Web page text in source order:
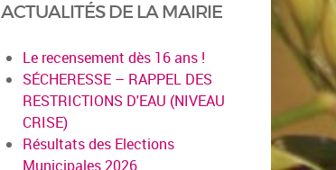
ACTUALITÉS DE LA MAIRIE
Le recensement dès 16 ans !
SÉCHERESSE – RAPPEL DES
RESTRICTIONS D'EAU (NIVEAU
CRISE)
Résultats des Elections
Municipales 2026